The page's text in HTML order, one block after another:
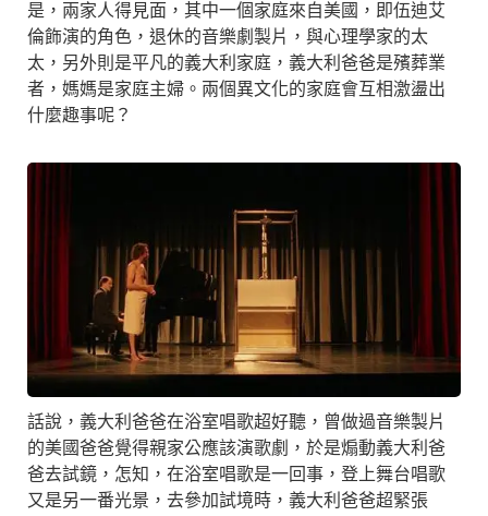
是，兩家人得見面，其中一個家庭來自美國，即伍迪艾
倫飾演的角色，退休的音樂劇製片，與心理學家的太
太，另外則是平凡的義大利家庭，義大利爸爸是殯葬業
者，媽媽是家庭主婦。兩個異文化的家庭會互相激盪出
什麼趣事呢？
話說，義大利爸爸在浴室唱歌超好聽，曾做過音樂製片
的美國爸爸覺得親家公應該演歌劇，於是煽動義大利爸
爸去試鏡，怎知，在浴室唱歌是一回事，登上舞台唱歌
又是另一番光景，去參加試境時，義大利爸爸超緊張